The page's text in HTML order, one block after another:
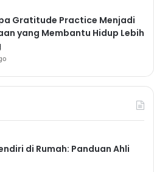
Gratitude Practice Menjadi
yang Membantu Hidup Lebih
di Rumah: Panduan Ahli